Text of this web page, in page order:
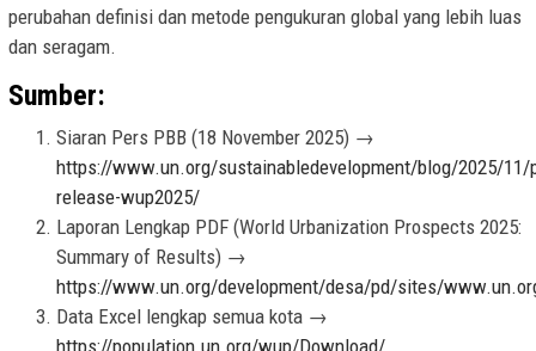
perubahan definisi dan metode pengukuran global yang lebih luas
dan seragam.
Sumber:
Siaran Pers PBB (18 November 2025) →
https://www.un.org/sustainabledevelopment/blog/2025/11/
release-wup2025/
Laporan Lengkap PDF (World Urbanization Prospects 2025:
Summary of Results) →
https://www.un.org/development/desa/pd/sites/
Data Excel lengkap semua kota →
https://population.un.org/wup/Download/